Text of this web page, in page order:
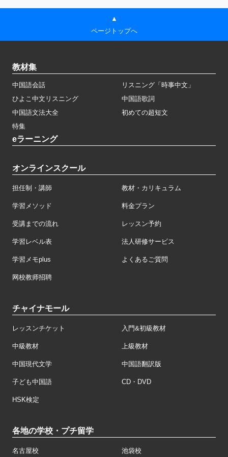
▲
ページトップへ
教材集
中国語会話
リスニング「時事中文」
ひよこ中文リスニング
中国語歌詞
中国語文法大全
初めての超短文
特集
eラーニング
オンラインスクール
担任制・講師 教材・カリキュラム
学習メソッド 料金プラン
受講までの流れ レッスン予約
学習レベル表 法人研修サービス
学習メモplus よくあるご質問
网校教师招聘
チャイナモール
レッスンチケット 入門&初級教材
中級教材 上級教材
中国現代文学 中国語翻訳版
子ども中国語 CD・DVD
HSK検定
各地の学校・プチ留学
名古屋校 池袋校